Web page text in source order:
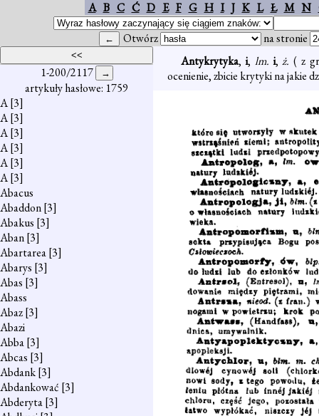
A B C Ć D E F G H I J K L Ł M N
Otwórz na stronie
1-200/2117
artykuły hasłowe: 1759
A[3]
A[3]
A[3]
A[3]
A[3]
A[3]
Abacus
Abaddon[3]
Abakus [3]
Aban[3]
Abartarea[3]
Abarys [3]
Abas [3]
Abass
Abaz[3]
Abazi
Abba[3]
Abcas [3]
Abdank[3]
Abdankować [3]
Abderyta[3]
Antykrytyka,i, lm. i,ż.( z
ocenienie, zbicie krytyki na jakie